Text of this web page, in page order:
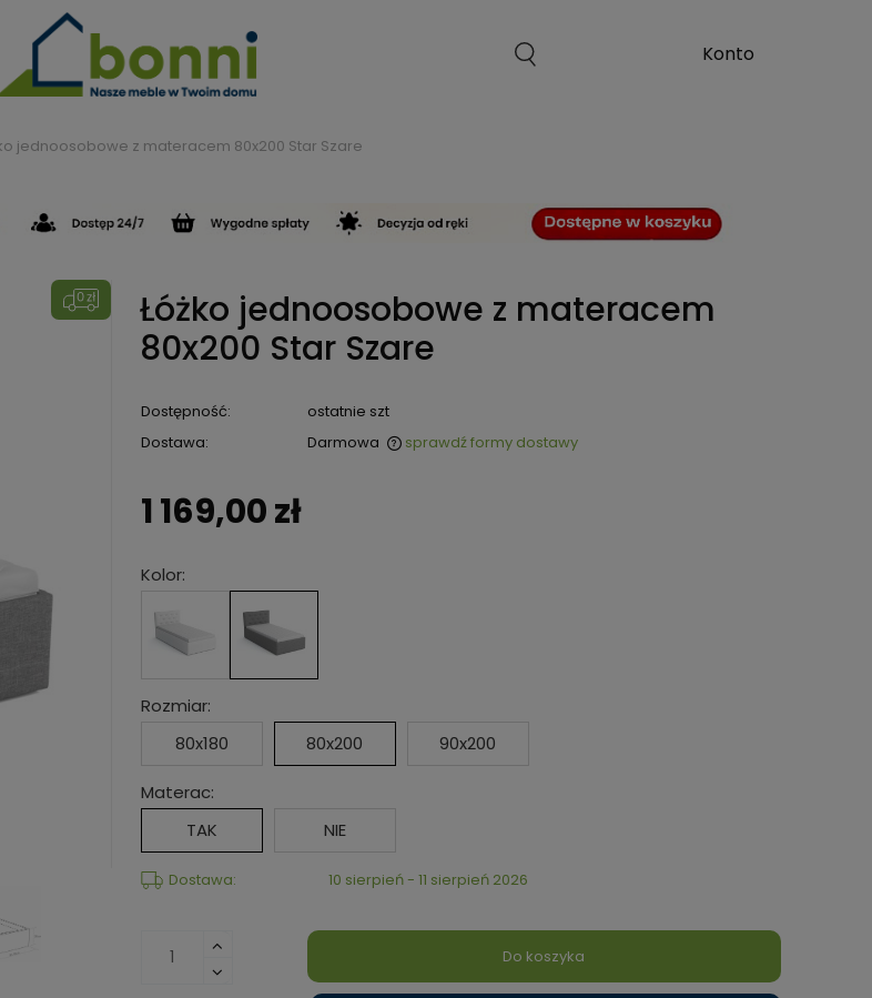
jednoosobowe z materacem 80x200 Star Szare
Łóżko jednoosobowe z materacem
80x200 Star Szare
Dostępność:
ostatnie szt
Dostawa:
Darmowa sprawdź formy dostawy
1 169,00 zł
Kolor:
Rozmiar:
80x180
80x200 90x200
Materac:
TAK
NIE
Dostawa: 10 sierpień - 11 sierpień 2026
Do koszyka